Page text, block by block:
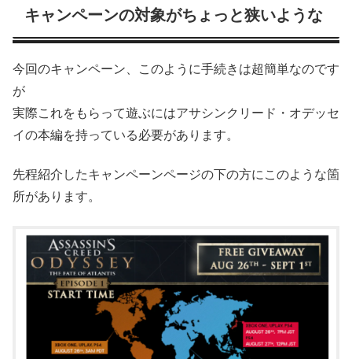
キャンペーンの対象がちょっと狭いような
今回のキャンペーン、このように手続きは超簡単なのです
が
実際これをもらって遊ぶにはアサシンクリード・オデッセ
イの本編を持っている必要があります。
先程紹介したキャンペーンページの下の方にこのような箇
所があります。